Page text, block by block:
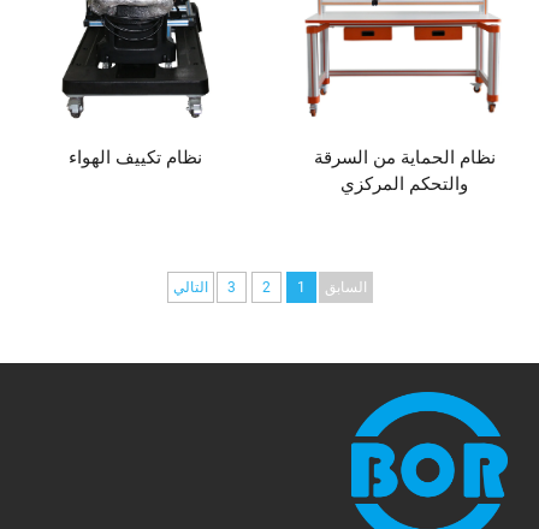
نظام الحماية من السرقة
والتحكم المركزي
نظام تكييف الهواء
السابق 1
2
3 التالي